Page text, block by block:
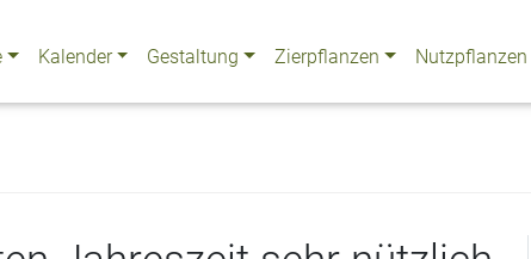
Kalender Gestaltung Zierpflanzen Nutzpflanzen